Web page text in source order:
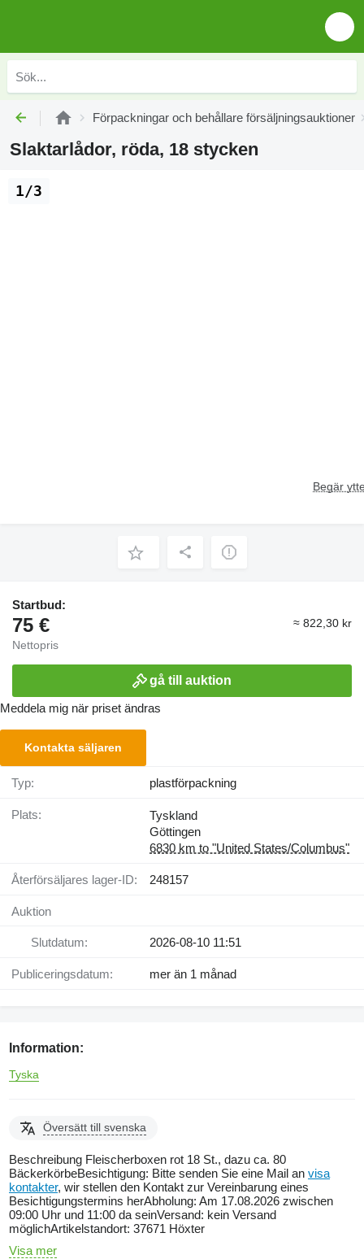
Förpackningar och behållare försäljningsauktioner
Slaktarlådor, röda, 18 stycken
Begär
1/3
Startbud:
75 €
Nettopris
≈ 822,30 kr
gå till auktion
Meddela mig när priset ändras
Kontakta säljaren
Typ: plastförpackning
Plats:
Tyskland
Göttingen
6830 km to "United States/Columbus"
Återförsäljares lager-ID: 248157
Auktion
Slutdatum: 2026-08-10 11:51
Publiceringsdatum: mer än 1 månad
Information:
Tyska
Översätt till svenska
Beschreibung Fleischerboxen rot 18 St., dazu ca. 80
BäckerkörbeBesichtigung: Bitte senden Sie eine Mail an visa
kontakter, wir stellen den Kontakt zur Vereinbarung eines
Besichtigungstermins herAbholung: Am 17.08.2026 zwischen
09:00 Uhr und 11:00 da seinVersand: kein Versand
möglichArtikelstandort: 37671 Höxter
Visa mer